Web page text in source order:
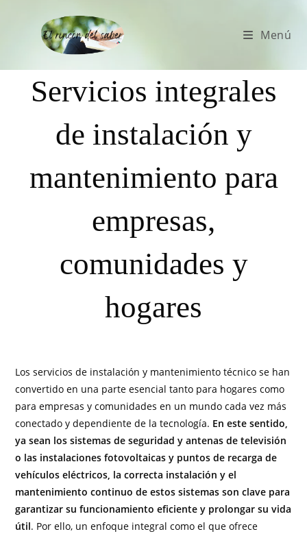
Menú
Servicios integrales
de instalación y
mantenimiento para
empresas,
comunidades y
hogares
Los servicios de instalación y mantenimiento técnico se han
convertido en una parte esencial tanto para hogares como
para empresas y comunidades en un mundo cada vez más
conectado y dependiente de la tecnología. En este sentido,
ya sean los sistemas de seguridad y antenas de televisión
o las instalaciones fotovoltaicas y puntos de recarga de
vehículos eléctricos, la correcta instalación y el
mantenimiento continuo de estos sistemas son clave para
garantizar su funcionamiento eficiente y prolongar su vida
útil. Por ello, un enfoque integral como el que ofrece